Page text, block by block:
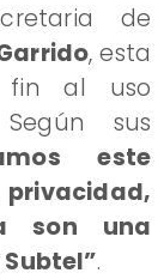
de
, esta
fin al uso
sus
este
son una
.